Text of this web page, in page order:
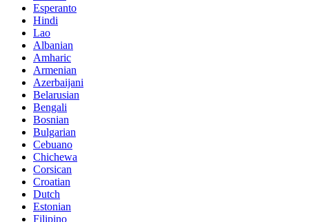
Esperanto
Hindi
Lao
Albanian
Amharic
Armenian
Azerbaijani
Belarusian
Bengali
Bosnian
Bulgarian
Cebuano
Chichewa
Corsican
Croatian
Dutch
Estonian
Filipino